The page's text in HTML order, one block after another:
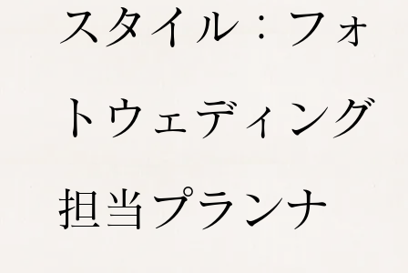
スタイル：フォ
トウェディング
担当プランナ